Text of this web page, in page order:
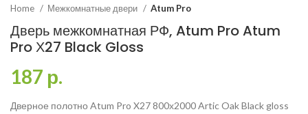
Home Межкомнатные двери Atum Pro
Дверь межкомнатная РФ, Atum Pro Atum
Pro Х27 Black Gloss
187 р.
Дверное полотно Atum Pro X27 800х2000 Artic Oak Black gloss